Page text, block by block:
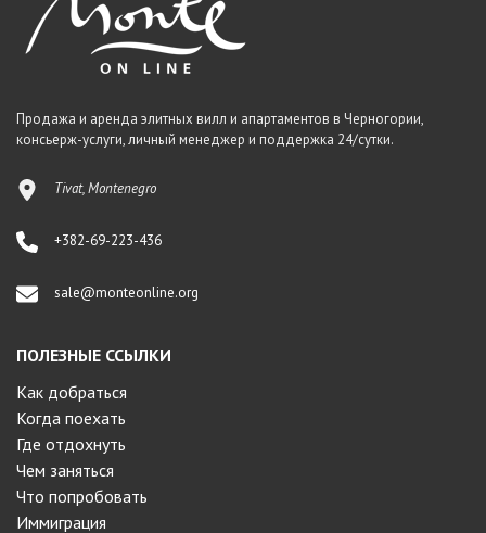
Продажа и аренда элитных вилл и апартаментов в Черногории,
консьерж-услуги, личный менеджер и поддержка 24/сутки.
Tivat, Montenegro
+382-69-223-436
sale@monteonline.org
ПОЛЕЗНЫЕ ССЫЛКИ
Как добраться
Когда поехать
Где отдохнуть
Чем заняться
Что попробовать
Иммиграция